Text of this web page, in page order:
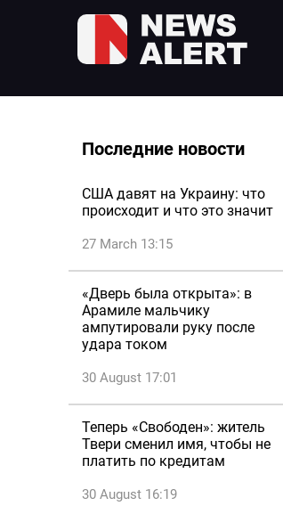
Последние новости
США давят на Украину: что
происходит и что это значит
27 March 13:15
«Дверь была открыта»: в
Арамиле мальчику
ампутировали руку после
удара током
30 August 17:01
Теперь «Свободен»: житель
Твери сменил имя, чтобы не
платить по кредитам
30 August 16:19